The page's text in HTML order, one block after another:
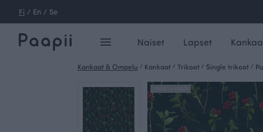
Fi / En / Se
Naiset Lapset
Kankaat & Ompelu / Kankaat / Trikoot / Single trikoot /